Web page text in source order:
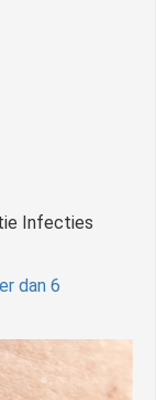
Infecties
dan 6